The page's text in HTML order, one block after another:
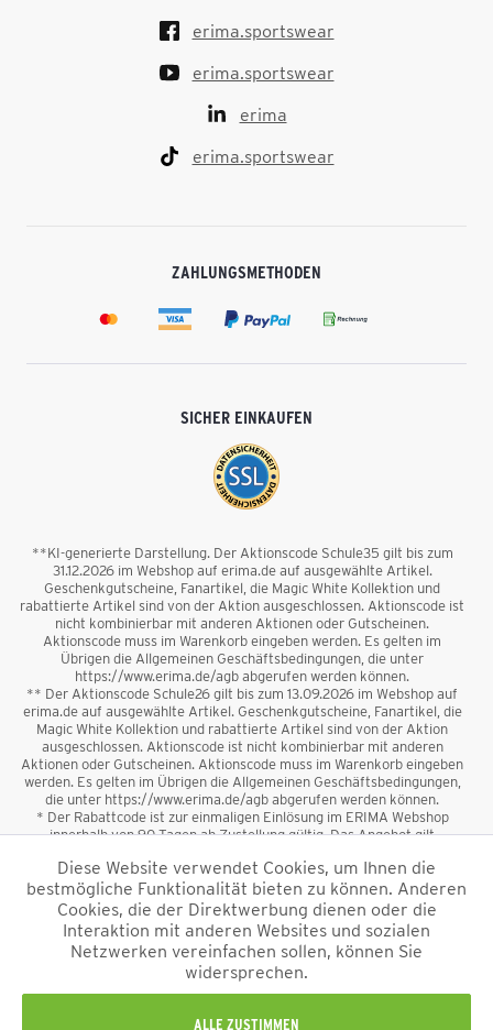
erima.sportswear
erima.sportswear
erima
erima.sportswear
ZAHLUNGSMETHODEN
SICHER EINKAUFEN
**KI-generierte Darstellung. Der Aktionscode Schule35 gilt bis zum
31.12.2026 im Webshop auf erima.de auf ausgewählte Artikel.
Geschenkgutscheine, Fanartikel, die Magic White Kollektion und
rabattierte Artikel sind von der Aktion ausgeschlossen. Aktionscode ist
nicht kombinierbar mit anderen Aktionen oder Gutscheinen.
Aktionscode muss im Warenkorb eingeben werden. Es gelten im
Übrigen die Allgemeinen Geschäftsbedingungen, die unter
https://www.erima.de/agb abgerufen werden können.
** Der Aktionscode Schule26 gilt bis zum 13.09.2026 im Webshop auf
erima.de auf ausgewählte Artikel. Geschenkgutscheine, Fanartikel, die
Magic White Kollektion und rabattierte Artikel sind von der Aktion
ausgeschlossen. Aktionscode ist nicht kombinierbar mit anderen
Aktionen oder Gutscheinen. Aktionscode muss im Warenkorb eingeben
werden. Es gelten im Übrigen die Allgemeinen Geschäftsbedingungen,
die unter https://www.erima.de/agb abgerufen werden können.
* Der Rabattcode ist zur einmaligen Einlösung im ERIMA Webshop
innerhalb von 90 Tagen ab Zustellung gültig. Das Angebot gilt
sowie Geschenkgutscheine sind vom Rabatt ausgeschlossen. Der
Rabattcode ist nicht mit anderen Aktionen oder Gutscheinen
kombinierbar. Der Mindestbestellwert beträgt 50 €
*Alle Preise verstehen sich inkl. Mehrwertsteuer und zzgl.
und ggf. Nachnahmegebühren, wenn nicht anders
beschrieben.
Diese Website verwendet Cookies, um Ihnen die
bestmögliche Funktionalität bieten zu können. Anderen
Cookies, die der Direktwerbung dienen oder die
Interaktion mit anderen Websites und sozialen
Netzwerken vereinfachen sollen, können Sie
widersprechen.